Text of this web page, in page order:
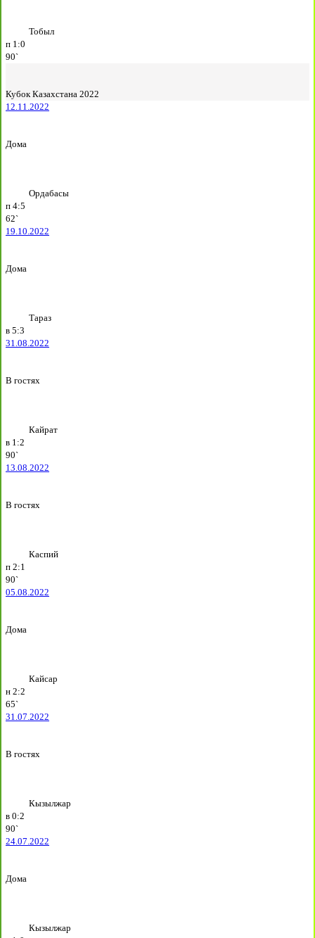
Тобыл
п 1:0
90`
Кубок Казахстана 2022
12.11.2022
Дома
Ордабасы
п 4:5
62`
19.10.2022
Дома
Тараз
в 5:3
31.08.2022
В гостях
Кайрат
в 1:2
90`
13.08.2022
В гостях
Каспий
п 2:1
90`
05.08.2022
Дома
Кайсар
н 2:2
65`
31.07.2022
В гостях
Кызылжар
в 0:2
90`
24.07.2022
Дома
Кызылжар